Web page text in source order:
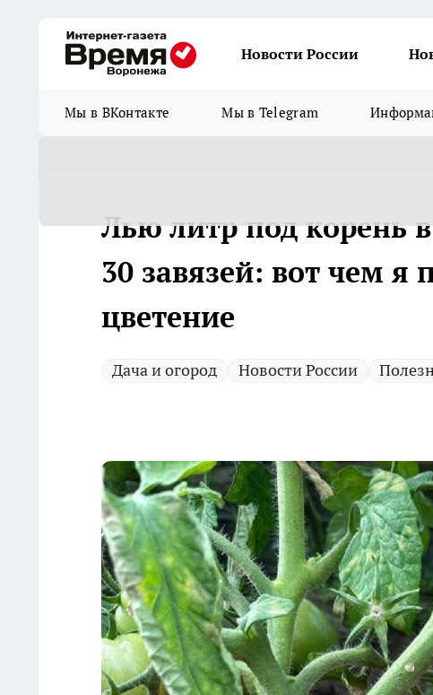
Новости России
Мы в ВКонтакте Мы в Telegram
Лью литр под корень
30 завязей: вот чем
цветение
Дача и огород Новости России